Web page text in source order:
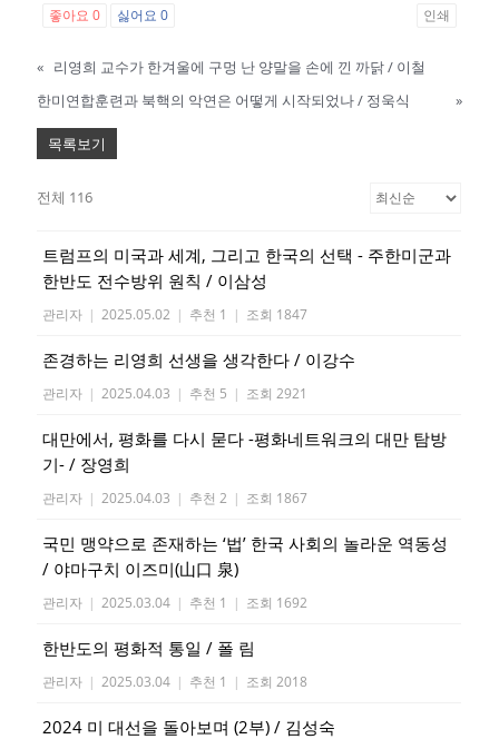
좋아요0 싫어요0 인쇄
« 리영희 교수가 한겨울에 구멍 난 양말을 손에 낀 까닭 / 이철
한미연합훈련과 북핵의 악연은 어떻게 시작되었나 / 정욱식
»
목록보기
전체 116
트럼프의 미국과 세계, 그리고 한국의 선택 - 주한미군과
한반도 전수방위 원칙 / 이삼성
관리자 | 2025.05.02 | 추천 1 | 조회 1847
존경하는 리영희 선생을 생각한다 / 이강수
관리자 | 2025.04.03 | 추천 5 | 조회 2921
대만에서, 평화를 다시 묻다 -평화네트워크의 대만 탐방
기- / 장영희
관리자 | 2025.04.03 | 추천 2 | 조회 1867
국민 맹약으로 존재하는 ‘법’ 한국 사회의 놀라운 역동성
/ 야마구치 이즈미(山口 泉)
관리자 | 2025.03.04 | 추천 1 | 조회 1692
한반도의 평화적 통일 / 폴 림
관리자 | 2025.03.04 | 추천 1 | 조회 2018
2024 미 대선을 돌아보며 (2부) / 김성숙